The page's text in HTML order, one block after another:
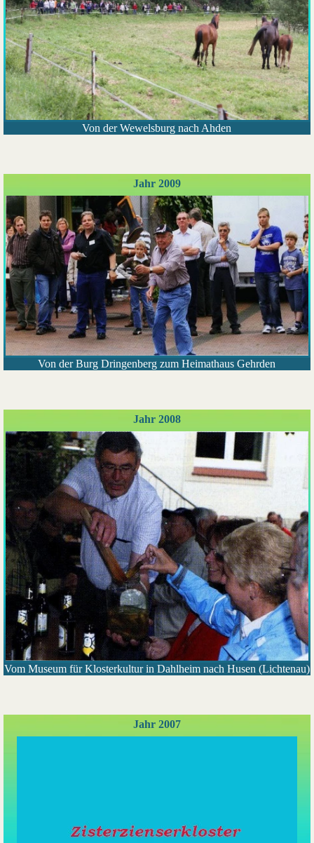
Von der Wewelsburg nach Ahden
Jahr 2009
Von der Burg Dringenberg zum Heimathaus Gehrden
Jahr 2008
Vom Museum für Klosterkultur in Dahlheim nach Husen (Lichtenau)
Jahr 2007